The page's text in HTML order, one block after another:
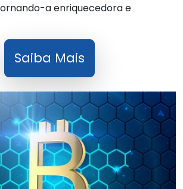
a enriquecedora e
Saiba Mais